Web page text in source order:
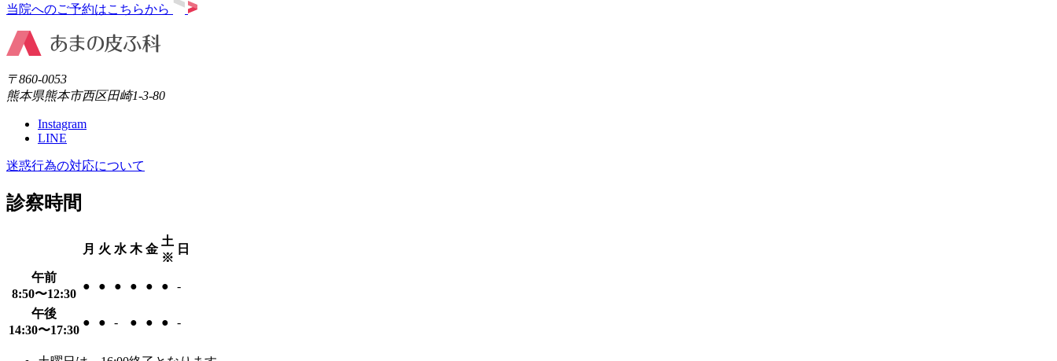
当院へのご予約はこちらから
〒860-0053
熊本県熊本市西区田崎1-3-80
Instagram
LINE
迷惑行為の対応について
診察時間
月 火 水 木 金
土
※
日
午前
8:50〜12:30
● ● ● ● ● ● -
午後
14:30〜17:30
● ● - ● ● ● -